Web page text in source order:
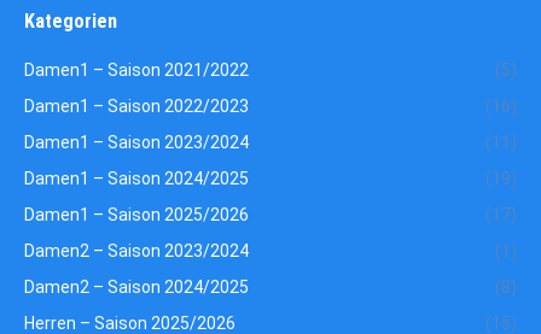
Kategorien
Damen1 – Saison 2021/2022
(5)
Damen1 – Saison 2022/2023
(16)
Damen1 – Saison 2023/2024
(11)
Damen1 – Saison 2024/2025
(19)
Damen1 – Saison 2025/2026
(17)
Damen2 – Saison 2023/2024
(1)
Damen2 – Saison 2024/2025
(8)
Herren – Saison 2025/2026
(15)